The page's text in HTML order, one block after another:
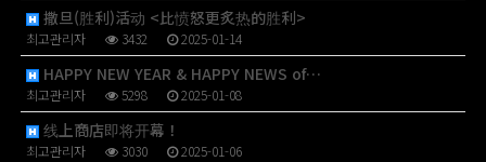
撒旦(胜利)活动 <比愤怒更炙热的胜利>
최고관리자 3432 2025-01-14
HAPPY NEW YEAR & HAPPY NEWS of…
최고관리자 5298 2025-01-08
线上商店即将开幕！
최고관리자 3030 2025-01-06